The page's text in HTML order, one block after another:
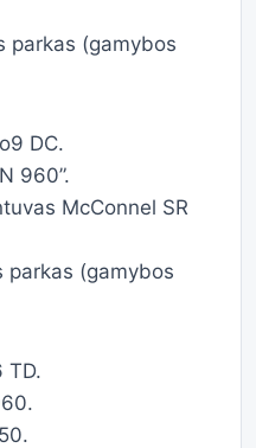
parkas (gamybos
DC.
960”.
McConnel SR
parkas (gamybos
TD.